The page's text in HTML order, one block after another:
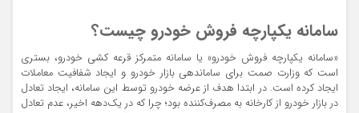
سامانه یکپارچه فروش خودرو چیست؟
«سامانه یکپارچه فروش خودرو» یا سامانه متمرکز قرعه کشی خودرو، بستری
است که وزارت صمت برای ساماندهی بازار خودرو و ایجاد شفافیت معاملات
ایجاد کرده است. در ابتدا هدف از عرضه خودرو توسط این سامانه، ایجاد تعادل
در بازار خودرو از کارخانه به مصرف‌کننده بود؛ چرا که در یک‌دهه اخیر، عدم تعادل